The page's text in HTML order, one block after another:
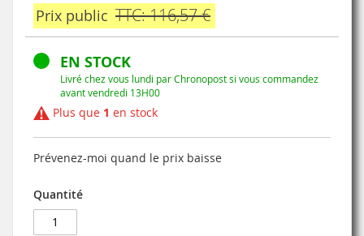
Prix public TTC: 116,57 €
EN STOCK
Livré chez vous lundi par Chronopost si vous commandez
avant vendredi 13H00
Plus que 1 en stock
Prévenez-moi quand le prix baisse
Quantité